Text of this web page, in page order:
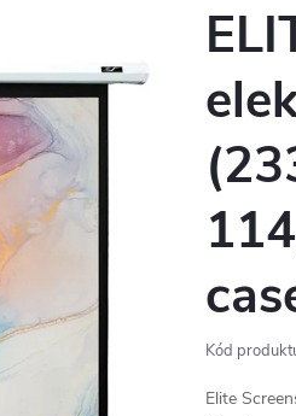
Kód
Elite